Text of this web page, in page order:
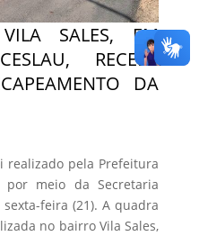
SALES, EM
RECEBE
DA
realizado pela Prefeitura
por meio da Secretaria
feira (21). A quadra
no bairro Vila Sales,